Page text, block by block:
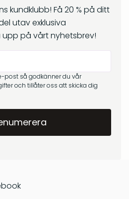
kundklubb! Få 20 % på ditt
utav exklusiva
på vårt nyhetsbrev!
post så godkänner du vår
och tillåter oss att skicka dig